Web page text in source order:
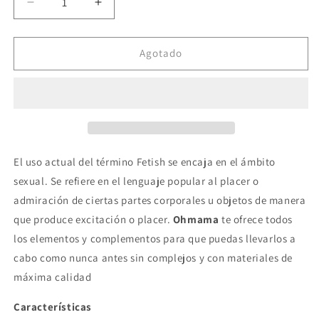
Reducir
cantidad
para
FETISH
Aumentar
cantidad
para
OHMAMA
FETISH
Agotado
El uso actual del término Fetish se encaja en el ámbito
sexual. Se refiere en el lenguaje popular al placer o
admiración de ciertas partes corporales u objetos de manera
que produce excitación o placer. Ohmama te ofrece todos
los elementos y complementos para que puedas llevarlos a
cabo como nunca antes sin complejos y con materiales de
máxima calidad
Características